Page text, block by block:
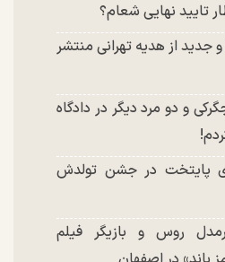
تایید نهایی شعام؟
جدید از هدیه تهرانی منتشر
و دو مرد دیگر در دادگاه
پایتخت در جشن تولدش
روس و بازیگر فیلم